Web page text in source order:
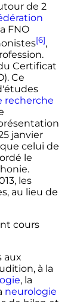
de 2
FNO
[6],
Certificat
Ce
recherche
janvier
celui de
le
, les
au lieu de
cours
aux
à la
, la
neurologie